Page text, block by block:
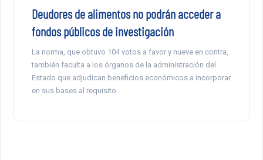
Deudores de alimentos no podrán acceder a
fondos públicos de investigación
La norma, que obtuvo 104 votos a favor y nueve en contra,
también faculta a los órganos de la administración del
Estado que adjudican beneficios económicos a incorporar
en sus bases al requisito.